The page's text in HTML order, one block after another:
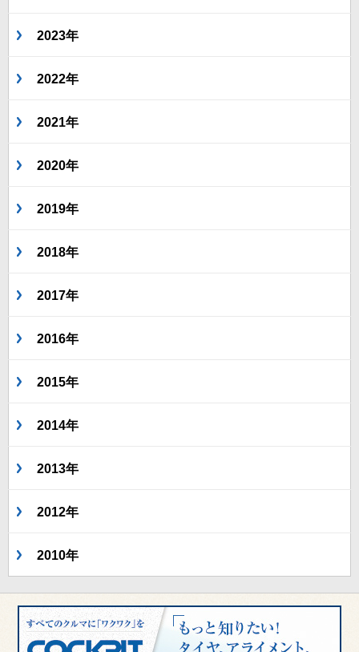
2023年
2022年
2021年
2020年
2019年
2018年
2017年
2016年
2015年
2014年
2013年
2012年
2010年